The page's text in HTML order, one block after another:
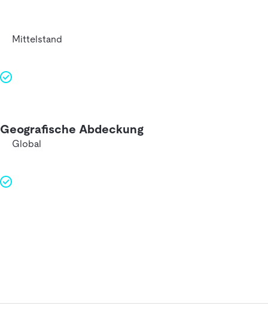
Mittelstand
Geografische Abdeckung
Global